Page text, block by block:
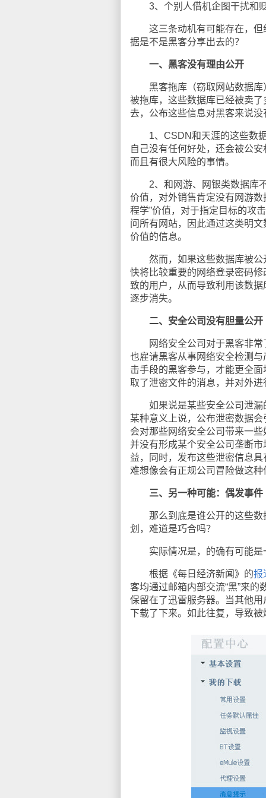
3、个别人借机企图干扰和贬
这三条动机有可能存在，但
据是不是黑客分享出去的？
一、黑客没有理由公开
黑客拖库（窃取网站数据库
被拖库，这些数据库已经被卖
去，公布这些信息对黑客来说没
1、CSDN和天涯的这些数据
自己没有任何好处，还会被公
而且有很大风险的事情。
2、和网游、网银类数据库不
价值，对外销售肯定没有网游
程学”价值，对于指定目标的攻
问所有网站，因此通过这类明
价值的信息。
然而，如果这些数据库被公
快将比较重要的网络登录密码
致的用户，从而导致利用该数
逐步消失。
二、安全公司没有胆量公开
网络安全公司对于黑客非常
也雇请黑客从事网络安全检测
击手段的黑客参与，才能更全
取了泄密文件的消息，并对外进
如果说是某些安全公司泄漏
某种意义上说，公布泄密数据
会对那些网络安全公司带来一
并没有形成某个安全公司垄断
益，同时，发布这些泄密信息
难想像会有正规公司冒险做这
三、另一种可能：偶发事件
那么到底是谁公开的这些数
划，难道是巧合吗？
实际情况是，的确有可能是
根据《每日经济新闻》的报
客均通过邮箱内部交流“黑”来
保留在了迅雷服务器。当其他
下载了下来。如此往复，导致